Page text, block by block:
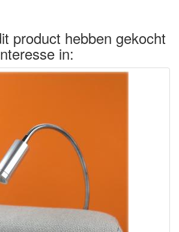
product hebben gekocht
in: